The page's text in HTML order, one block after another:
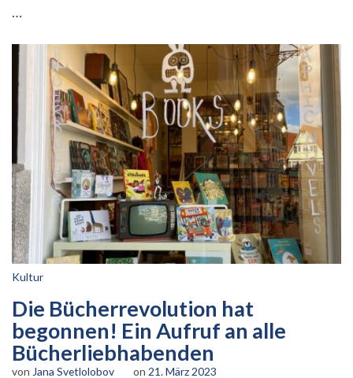
…
Kultur
Die Bücherrevolution hat
begonnen! Ein Aufruf an alle
Bücherliebhabenden
von Jana Svetlolobov on 21. März 2023